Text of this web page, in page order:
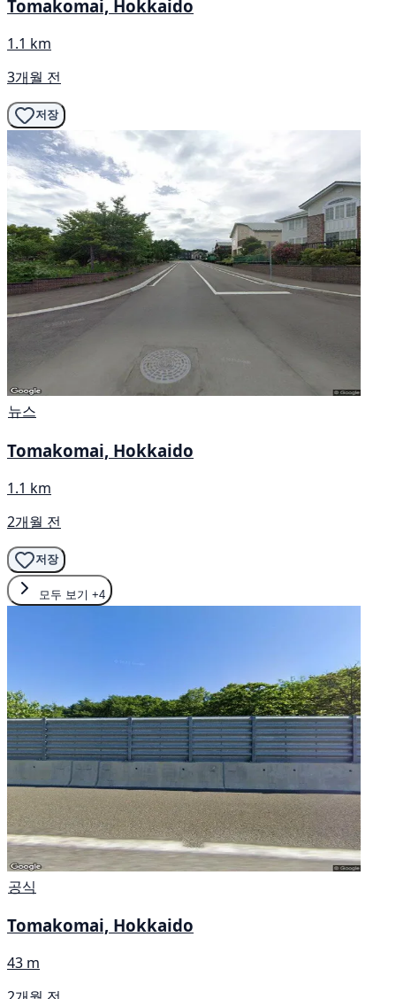
Tomakomai, Hokkaido
1.1 km
3개월 전
저장
뉴스
Tomakomai, Hokkaido
1.1 km
2개월 전
저장
모두 보기 +4
공식
Tomakomai, Hokkaido
43 m